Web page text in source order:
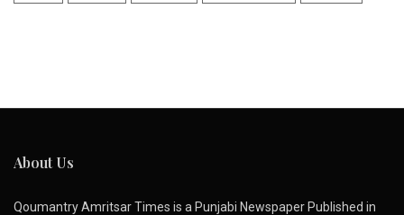
About Us
Qoumantry Amritsar Times is a Punjabi Newspaper Published in